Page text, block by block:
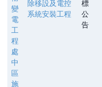
變
電
工
程
處
中
區
施
除移設及電控
系統安裝工程
標
公
告